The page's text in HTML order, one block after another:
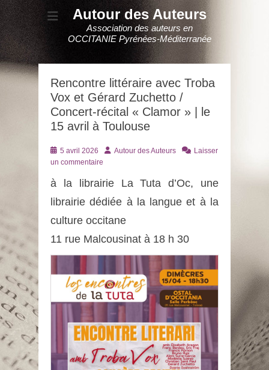
Autour des Auteurs
Association des auteurs en
OCCITANIE Pyrénées-Méditerranée
Rencontre littéraire avec Troba
Vox et Gérard Zuchetto /
Concert-récital « Clamor » | le
15 avril à Toulouse
Posté
le
5 avril 2026 AuteurAutour des Auteurs
Laisser
un commentaire
à la librairie La Tuta d’Oc, une
librairie dédiée à la langue et à la
culture occitane
11 rue Malcousinat à 18 h 30